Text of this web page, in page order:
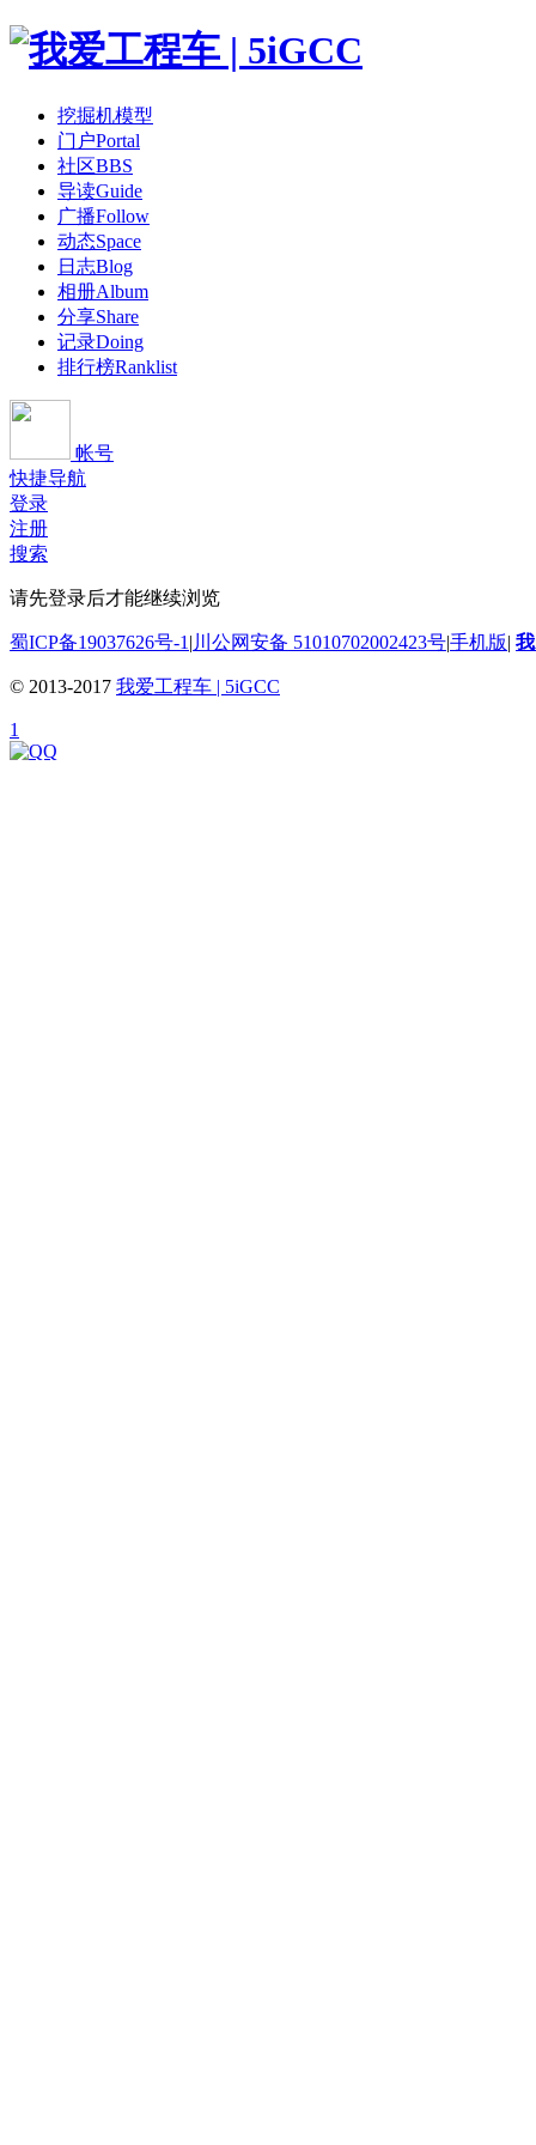
挖掘机模型
门户Portal
社区BBS
导读Guide
广播Follow
动态Space
日志Blog
相册Album
分享Share
记录Doing
排行榜Ranklist
帐号
快捷导航
登录
注册
搜索
请先登录后才能继续浏览
蜀ICP备19037626号-1 | 川公网安备 51010702002423号|手机版|
© 2013-2017 我爱工程车 | 5iGCC
1